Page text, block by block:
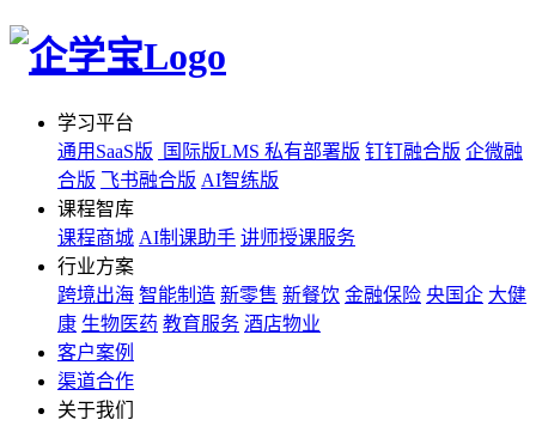
学习平台
通用SaaS版
国际版LMS 私有部署版 钉钉融合版 企微融
合版 飞书融合版 AI智练版
课程智库
课程商城 AI制课助手 讲师授课服务
行业方案
跨境出海 智能制造 新零售 新餐饮 金融保险 央国企 大健
康 生物医药 教育服务 酒店物业
客户案例
渠道合作
关于我们